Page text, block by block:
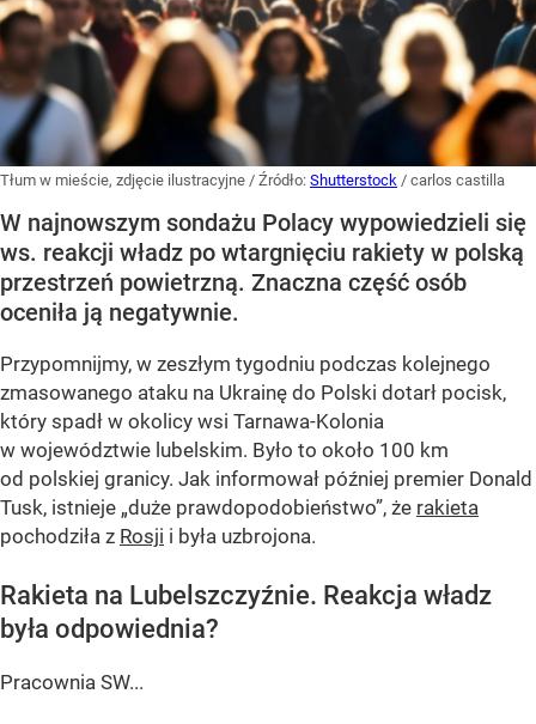
Tłum w mieście, zdjęcie ilustracyjne / Źródło: Shutterstock / carlos castilla
W najnowszym sondażu Polacy wypowiedzieli się
ws. reakcji władz po wtargnięciu rakiety w polską
przestrzeń powietrzną. Znaczna część osób
oceniła ją negatywnie.
Przypomnijmy, w zeszłym tygodniu podczas kolejnego
zmasowanego ataku na Ukrainę do Polski dotarł pocisk,
który spadł w okolicy wsi Tarnawa-Kolonia
w województwie lubelskim. Było to około 100 km
od polskiej granicy. Jak informował później premier Donald
Tusk, istnieje „duże prawdopodobieństwo”, że rakieta
pochodziła z Rosji i była uzbrojona.
Rakieta na Lubelszczyźnie. Reakcja władz
była odpowiednia?
Pracownia SW...